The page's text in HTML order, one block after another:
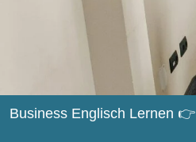
Business Englisch Lernen 👉